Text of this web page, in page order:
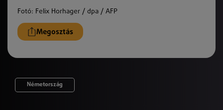
Fotó: Felix Horhager / dpa / AFP
Megosztás
Németország